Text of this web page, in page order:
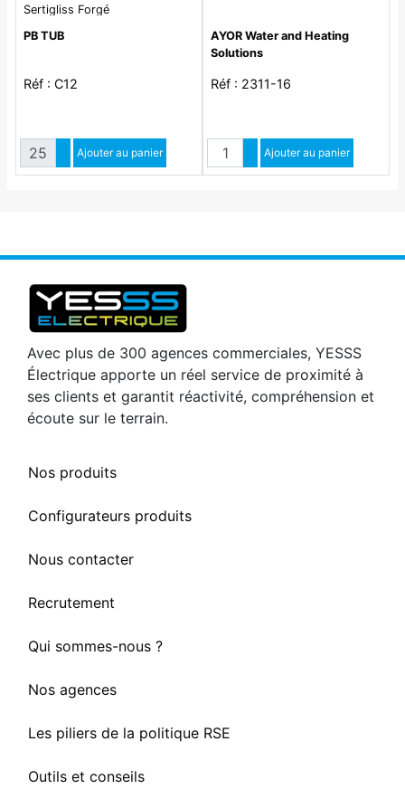
Sertigliss Forgé
PB TUB
Réf : C12
QuantitéAugmenter quantité
Diminuer quantité
Ajouter au panier
AYOR Water and Heating
Solutions
Réf : 2311-16
QuantitéAugmenter quantité
Diminuer quantité
Ajouter au panier
Avec plus de 300 agences commerciales, YESSS
Électrique apporte un réel service de proximité à
ses clients et garantit réactivité, compréhension et
écoute sur le terrain.
Nos produits
Configurateurs produits
Nous contacter
Recrutement
Qui sommes-nous ?
Nos agences
Les piliers de la politique RSE
Outils et conseils